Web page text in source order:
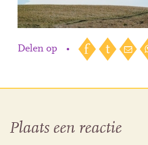
Delen op •
Plaats een reactie